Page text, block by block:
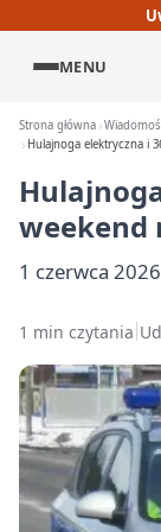
MENU
Strona główna
Hulajnoga elektryczna i
weekend
1 czerwca 2026
1 min czytania